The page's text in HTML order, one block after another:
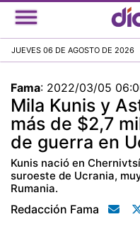
JUEVES 06 DE AGOSTO DE 2026
Fama: 2022/03/05
Mila Kunis y
más de $2,7
de guerra en
Kunis nació en
suroeste de Ucrania,
Rumania.
Redacción Fama